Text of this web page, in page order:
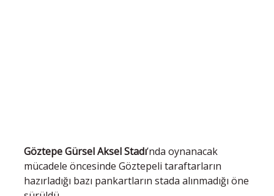
Göztepe Gürsel Aksel Stadı’nda oynanacak
mücadele öncesinde Göztepeli taraftarların
hazırladığı bazı pankartların stada alınmadığı öne